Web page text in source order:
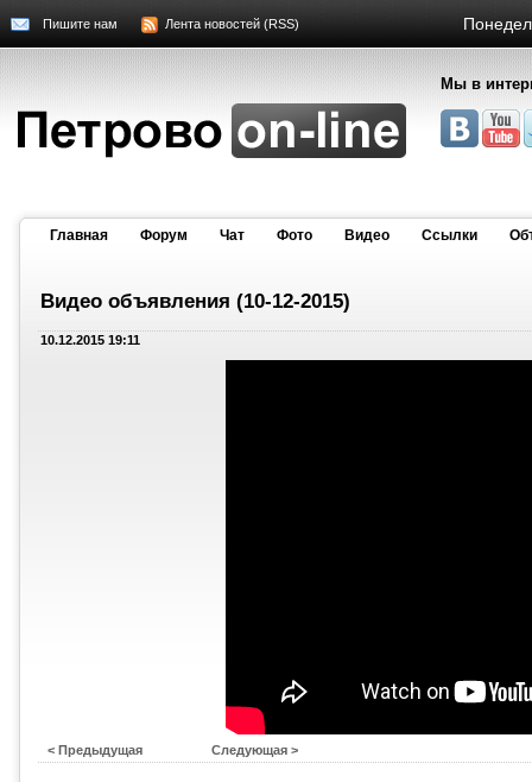
Пишите нам Лента новостей (RSS)
Мы в
Главная Форум Чат Фото Видео Cсылки
Видео объявления (10-12-2015)
10.12.2015 19:11
< Предыдущая Следующая >